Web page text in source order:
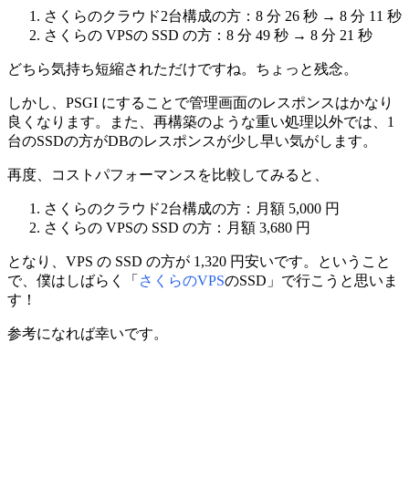
さくらのクラウド2台構成の方：8 分 26 秒 → 8 分 11 秒
さくらの VPSの SSD の方：8 分 49 秒 → 8 分 21 秒
どちら気持ち短縮されただけですね。ちょっと残念。
しかし、PSGI にすることで管理画面のレスポンスはかなり
良くなります。また、再構築のような重い処理以外では、1
台のSSDの方がDBのレスポンスが少し早い気がします。
再度、コストパフォーマンスを比較してみると、
さくらのクラウド2台構成の方：月額 5,000 円
さくらの VPSの SSD の方：月額 3,680 円
となり、VPS の SSD の方が 1,320 円安いです。ということ
で、僕はしばらく「 さくらのVPSのSSD」で行こうと思いま
す！
参考になれば幸いです。